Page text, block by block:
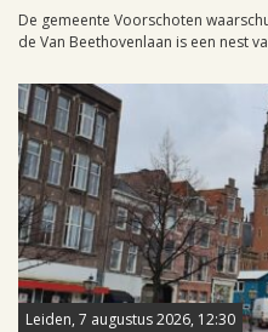
De gemeente Voorschoten
de Van Beethovenlaan is een nest
Leiden, 7 augustus 2026, 12:30